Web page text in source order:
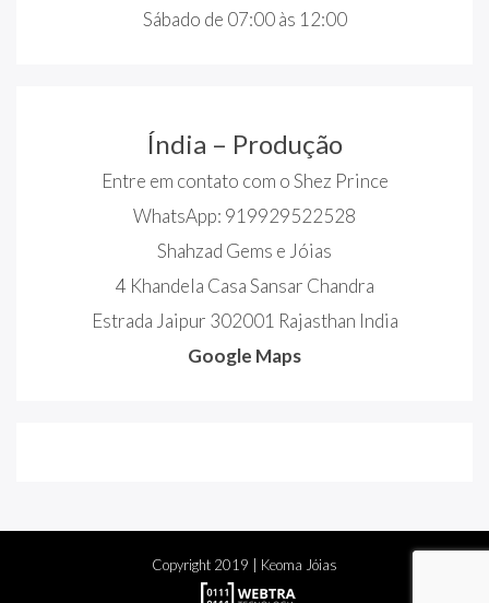
Sábado de 07:00 às 12:00
Índia – Produção
Entre em contato com o Shez Prince
WhatsApp: 919929522528
Shahzad Gems e Jóias
4 Khandela Casa Sansar Chandra
Estrada Jaipur 302001 Rajasthan India
Google Maps
Copyright 2019 | Keoma Jóias